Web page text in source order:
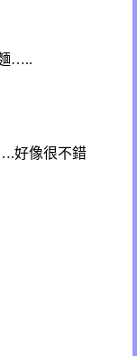
…..
好像很不錯